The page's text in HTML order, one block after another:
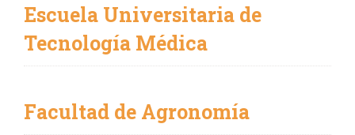
Escuela Universitaria de
Tecnología Médica
Facultad de Agronomía